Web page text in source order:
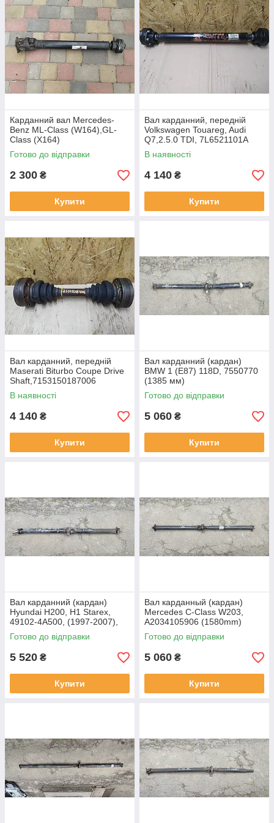
Карданний вал Mercedes-
Benz ML-Class (W164),GL-
Class (X164)
Готово до відправки
2 300 ₴
Купити
Вал карданний, передній
Volkswagen Touareg, Audi
Q7,2.5.0 TDI, 7L6521101A
В наявності
4 140 ₴
Купити
Вал карданний, передній
Maserati Biturbo Coupe Drive
Shaft,7153150187006
В наявності
4 140 ₴
Купити
Вал карданний (кардан)
BMW 1 (E87) 118D, 7550770
(1385 мм)
Готово до відправки
5 060 ₴
Купити
Вал карданний (кардан)
Hyundai H200, H1 Starex,
49102-4A500, (1997-2007),
(1834 mm)
Готово до відправки
5 520 ₴
Купити
Вал карданный (кардан)
Mercedes C-Class W203,
A2034105906 (1580mm)
Готово до відправки
5 060 ₴
Купити